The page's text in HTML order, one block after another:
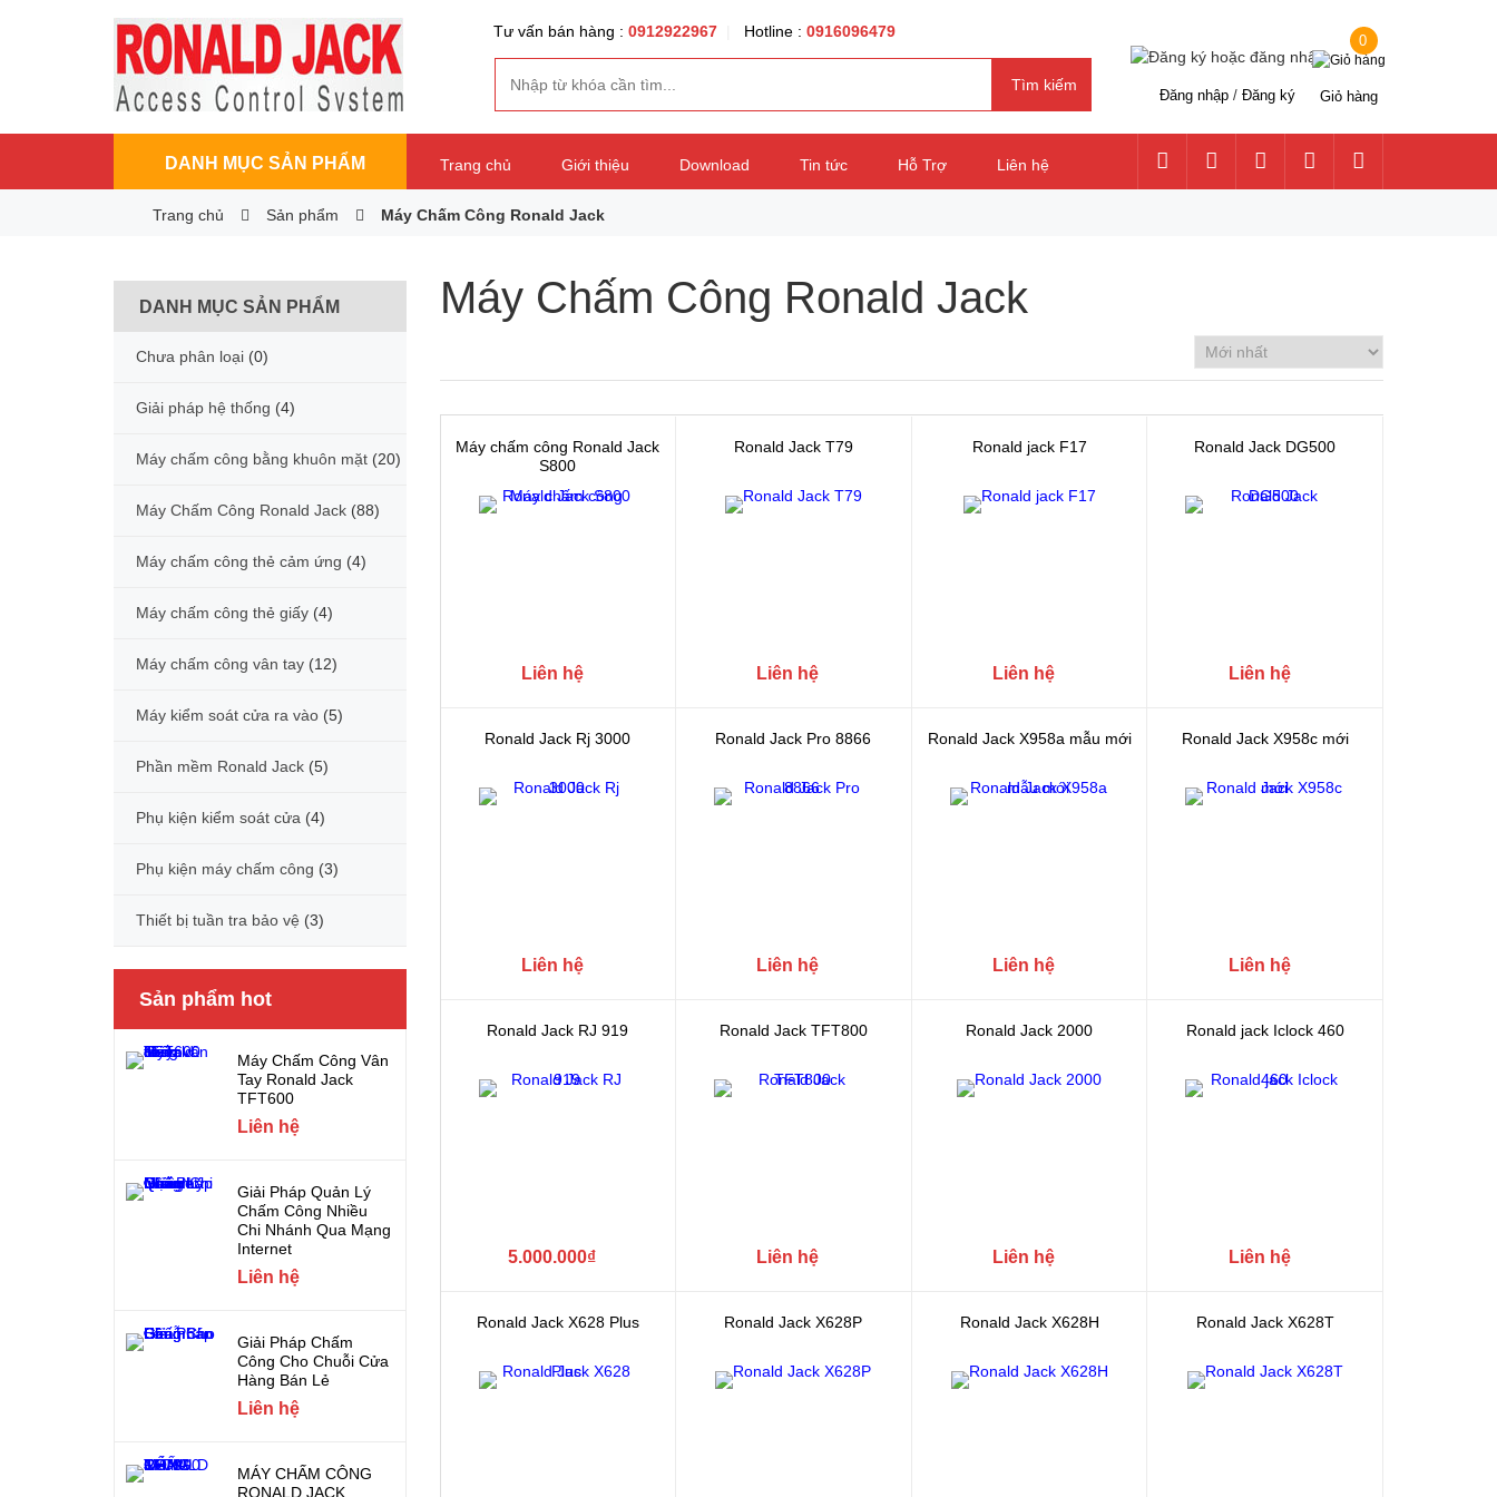
Tư vấn bán hàng : 0912922967| Hotline : 0916096479
Đăng nhập / Đăng ký Giỏ hàng
0
DANH MỤC SẢN PHẨM Trang chủ Giới thiệu Download Tin tức Hỗ Trợ Liên hệ
Trang chủ Sản phẩm Máy Chấm Công Ronald Jack
DANH MỤC SẢN PHẨM
Chưa phân loại (0)
Giải pháp hệ thống (4)
Máy chấm công bằng khuôn mặt (20)
Máy Chấm Công Ronald Jack (88)
Máy chấm công thẻ cảm ứng (4)
Máy chấm công thẻ giấy (4)
Máy chấm công vân tay (12)
Máy kiểm soát cửa ra vào (5)
Phần mềm Ronald Jack (5)
Phụ kiện kiểm soát cửa (4)
Phụ kiện máy chấm công (3)
Thiết bị tuần tra bảo vệ (3)
Sản phẩm hot
Máy Chấm Công Vân
Tay Ronald Jack
TFT600
Liên hệ
Giải Pháp Quản Lý
Chấm Công Nhiều
Chi Nhánh Qua Mạng
Internet
Liên hệ
Giải Pháp Chấm
Công Cho Chuỗi Cửa
Hàng Bán Lẻ
Liên hệ
MÁY CHẤM CÔNG
RONALD JACK
Máy Chấm Công Ronald Jack
Máy chấm công Ronald Jack
S800
Liên hệ
Ronald Jack T79
Liên hệ
Ronald jack F17
Liên hệ
Ronald Jack DG500
Liên hệ
Ronald Jack Rj 3000
Liên hệ
Ronald Jack Pro 8866
Liên hệ
Ronald Jack X958a mẫu mới
Liên hệ
Ronald Jack X958c mới
Liên hệ
Ronald Jack RJ 919
5.000.000₫
Ronald Jack TFT800
Liên hệ
Ronald Jack 2000
Liên hệ
Ronald jack Iclock 460
Liên hệ
Ronald Jack X628 Plus Ronald Jack X628P Ronald Jack X628H Ronald Jack X628T